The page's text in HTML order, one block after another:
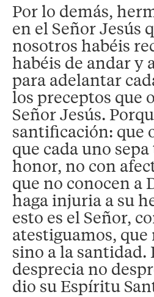
Por lo demás,
en el Señor Jesús
nosotros habéis
habéis de andar y
para adelantar
los preceptos que
Señor Jesús.
santificación: que
que cada uno
honor, no con
que no conocen a
haga injuria a su
esto es el Señor,
atestiguamos,
sino a la santidad.
desprecia no
dio su Espíritu